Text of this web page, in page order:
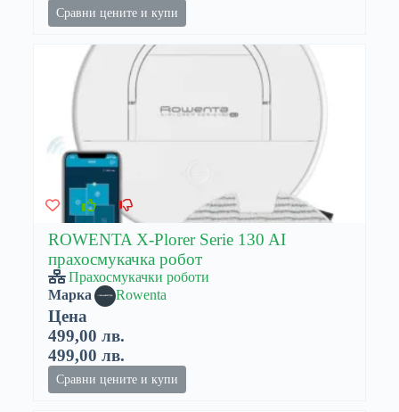
Сравни цените и купи
ROWENTA X-Plorer Serie 130 AI
прахосмукачка робот
Прахосмукачки роботи
Марка
Rowenta
Цена
499,00 лв.
499,00 лв.
Сравни цените и купи